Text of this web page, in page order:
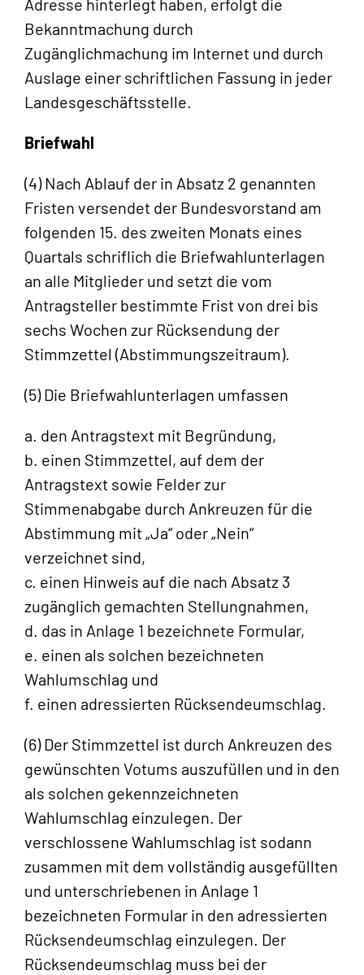
Adresse hinterlegt haben, erfolgt die
Bekanntmachung durch
Zugänglichmachung im Internet und durch
Auslage einer schriftlichen Fassung in jeder
Landesgeschäftsstelle.
Briefwahl
(4) Nach Ablauf der in Absatz 2 genannten
Fristen versendet der Bundesvorstand am
folgenden 15. des zweiten Monats eines
Quartals schriflich die Briefwahlunterlagen
an alle Mitglieder und setzt die vom
Antragsteller bestimmte Frist von drei bis
sechs Wochen zur Rücksendung der
Stimmzettel (Abstimmungszeitraum).
(5) Die Briefwahlunterlagen umfassen
a. den Antragstext mit Begründung,
b. einen Stimmzettel, auf dem der
Antragstext sowie Felder zur
Stimmenabgabe durch Ankreuzen für die
Abstimmung mit „Ja“ oder „Nein“
verzeichnet sind,
c. einen Hinweis auf die nach Absatz 3
zugänglich gemachten Stellungnahmen,
d. das in Anlage 1 bezeichnete Formular,
e. einen als solchen bezeichneten
Wahlumschlag und
f. einen adressierten Rücksendeumschlag.
(6) Der Stimmzettel ist durch Ankreuzen des
gewünschten Votums auszufüllen und in den
als solchen gekennzeichneten
Wahlumschlag einzulegen. Der
verschlossene Wahlumschlag ist sodann
zusammen mit dem vollständig ausgefüllten
und unterschriebenen in Anlage 1
bezeichneten Formular in den adressierten
Rücksendeumschlag einzulegen. Der
Rücksendeumschlag muss bei der